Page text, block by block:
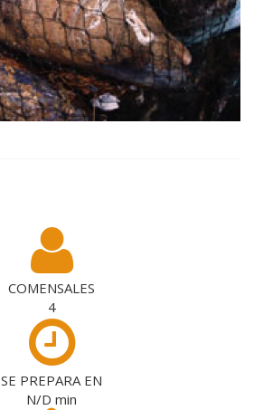
COMENSALES
4
SE PREPARA EN
N/D min